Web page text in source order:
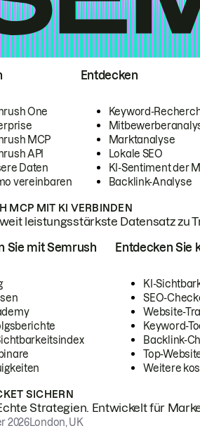
One
MCP
API
Daten
vereinbaren
Entdecken
Keyword-
Marktanalyse
Lokale SEO
KI-Sentiment der
Backlink-Analyse
MCP MIT KI VERBINDEN
leistungsstärkste Datensatz zu
Sie mit Semrush Entdecken Sie
KI-
SEO-
Website-
Keyword-
Backlink-
Top-
Weitere
SICHERN
Strategien. Entwickelt für
2026London, UK